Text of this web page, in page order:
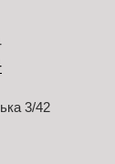
3/42